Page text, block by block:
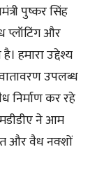
पुष्कर सिंह
प्लॉटिंग और
हमारा उद्देश्य
उपलब्ध
निर्माण कर रहे
ने आम
और वैध नक्शों